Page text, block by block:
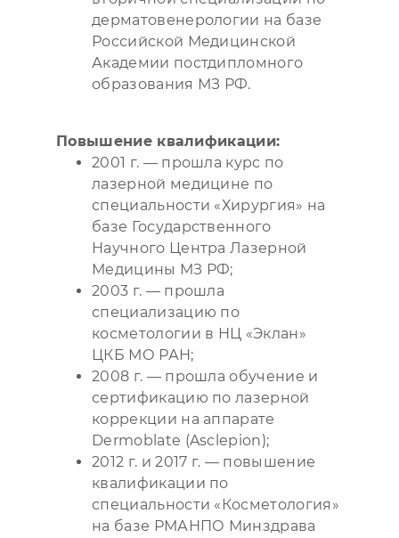
дерматовенерологии на базе
Российской Медицинской
Академии постдипломного
образования МЗ РФ.
Повышение квалификации:
2001 г. — прошла курс по
лазерной медицине по
специальности «Хирургия» на
базе Государственного
Научного Центра Лазерной
Медицины МЗ РФ;
2003 г. — прошла
специализацию по
косметологии в НЦ «Эклан»
ЦКБ МО РАН;
2008 г. — прошла обучение и
сертификацию по лазерной
коррекции на аппарате
Dermoblate (Asclepion);
2012 г. и 2017 г. — повышение
квалификации по
специальности «Косметология»
на базе РМАНПО Минздрава